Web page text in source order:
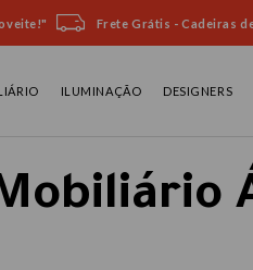
Frete Grátis - Cadeiras
ILUMINAÇÃO DESIGNERS